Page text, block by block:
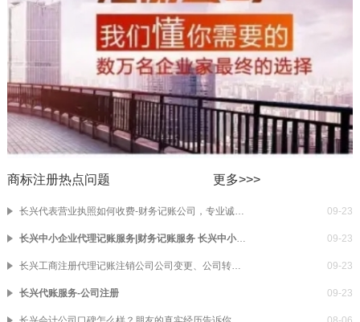
商标注册热点问题 更多>>>
​长兴代表营业执照如何收费-财务记账公司，专业诚信 ​长兴代表营业执照如何收费-财务记账公司，专业诚 09-23
​长兴中小企业代理记账服务|财务记账服务 ​长兴中小企业代理记账服务|财务记账服务 09-23
​长兴工商注册代理记账注销公司公司变更、公司转让 ​长兴工商注册代理记账注销公司公司变更、公司转让 09-23
长兴代账服务-公司注册 09-23